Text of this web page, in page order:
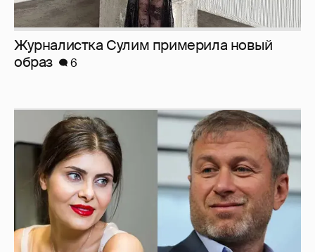
Журналистка Сулим примерила новый
образ
6